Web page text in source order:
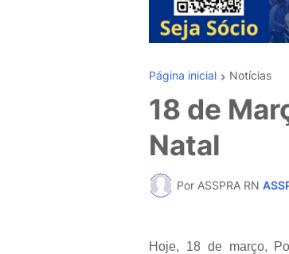
Página inicial Notícias
18 de
Natal
Por ASSPRA RN
Hoje, 18 de março,